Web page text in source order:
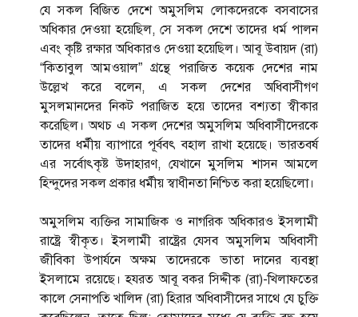
যে সকল বিজিত দেশে অমুসলিম লোকদেরকে বসবাসের
অধিকার দেওয়া হয়েছিল, সে সকল দেশে তাদের ধর্ম পালন
এবং কৃষ্টি রক্ষার অধিকারও দেওয়া হয়েছিল। আবূ উবায়দ (রা)
“কিতাবুল আমওয়াল” গ্রন্থে পরাজিত কয়েক দেশের নাম
উল্লেখ করে বলেন, এ সকল দেশের অধিবাসীগণ
মুসলমানদের নিকট পরাজিত হয়ে তাদের বশ্যতা স্বীকার
করেছিল। অথচ এ সকল দেশের অমুসলিম অধিবাসীদেরকে
তাদের ধর্মীয় ব্যাপারে পূর্ববৎ বহাল রাখা হয়েছে। ভারতবর্ষ
এর সর্বোৎকৃষ্ট উদাহারণ, যেখানে মুসলিম শাসন আমলে
হিন্দুদের সকল প্রকার ধর্মীয় স্বাধীনতা নিশ্চিত করা হয়েছিলো।
অমুসলিম ব্যক্তির সামাজিক ও নাগরিক অধিকারও ইসলামী
রাষ্ট্রে স্বীকৃত। ইসলামী রাষ্ট্রের যেসব অমুসলিম অধিবাসী
জীবিকা উপার্যনে অক্ষম তাদেরকে ভাতা দানের ব্যবস্থা
ইসলামে রয়েছে। হযরত আবূ বকর সিদ্দীক (রা)-খিলাফতের
কালে সেনাপতি খালিদ (রা) হিরার অধিবাসীদের সাথে যে চুক্তি